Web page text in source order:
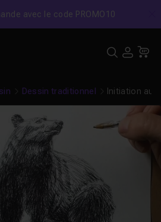
avec le code PROMO10
Dessin traditionnel Initiation au